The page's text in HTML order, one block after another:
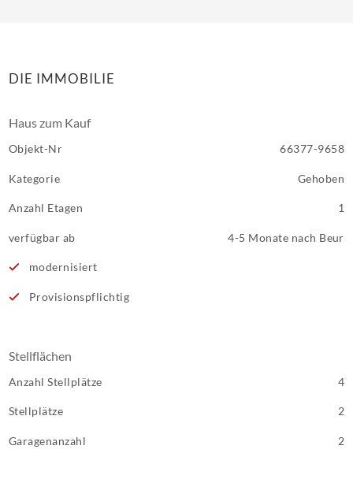
DIE IMMOBILIE
Haus zum Kauf
Objekt-Nr 66377-9658
Kategorie Gehoben
Anzahl Etagen 1
verfügbar ab 4-5 Monate nach Beur
modernisiert
Provisionspflichtig
Stellflächen
Anzahl Stellplätze 4
Stellplätze 2
Garagenanzahl 2